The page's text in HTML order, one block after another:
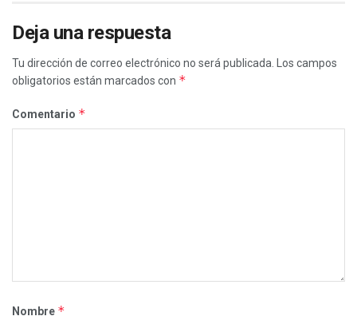
Deja una respuesta
Tu dirección de correo electrónico no será publicada.
Los campos
obligatorios están marcados con *
Comentario *
Nombre *